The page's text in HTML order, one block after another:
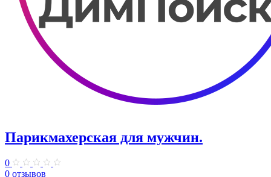
Парикмахерская для мужчин.
0
0 отзывов